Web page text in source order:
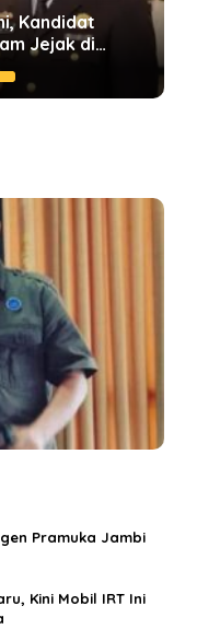
dan Peluang Jambi:
Batubara Harus
Pramuka Jambi
Kini Mobil IRT Ini